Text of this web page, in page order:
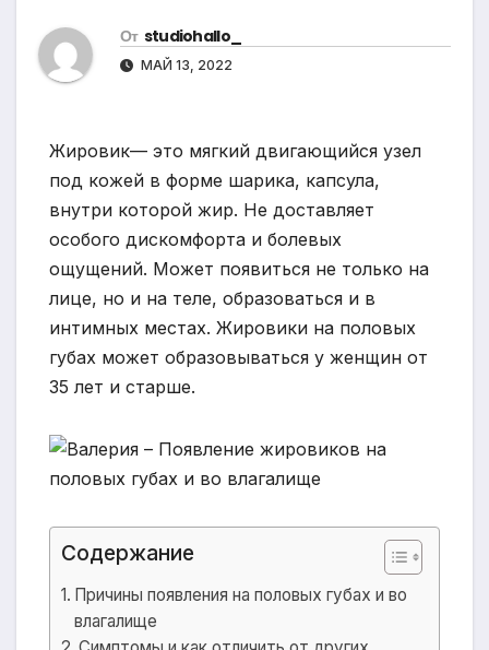
От studiohallo_
МАЙ 13, 2022
Жировик— это мягкий двигающийся узел
под кожей в форме шарика, капсула,
внутри которой жир. Не доставляет
особого дискомфорта и болевых
ощущений. Может появиться не только на
лице, но и на теле, образоваться и в
интимных местах. Жировики на половых
губах может образовываться у женщин от
35 лет и старше.
Содержание
Причины появления на половых губах и во
влагалище